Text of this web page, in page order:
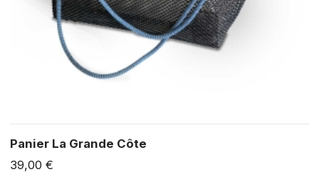
Panier La Grande Côte
39,00 €